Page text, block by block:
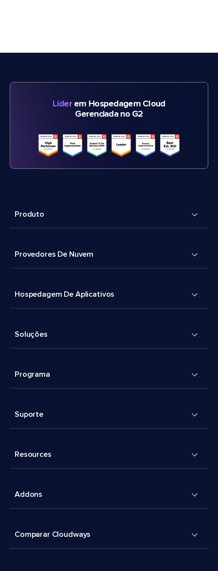
Líderem Hospedagem Cloud
Gerenciada no G2
Produto
Provedores De Nuvem
Hospedagem De Aplicativos
Soluções
Programa
Suporte
Resources
Addons
Comparar Cloudways